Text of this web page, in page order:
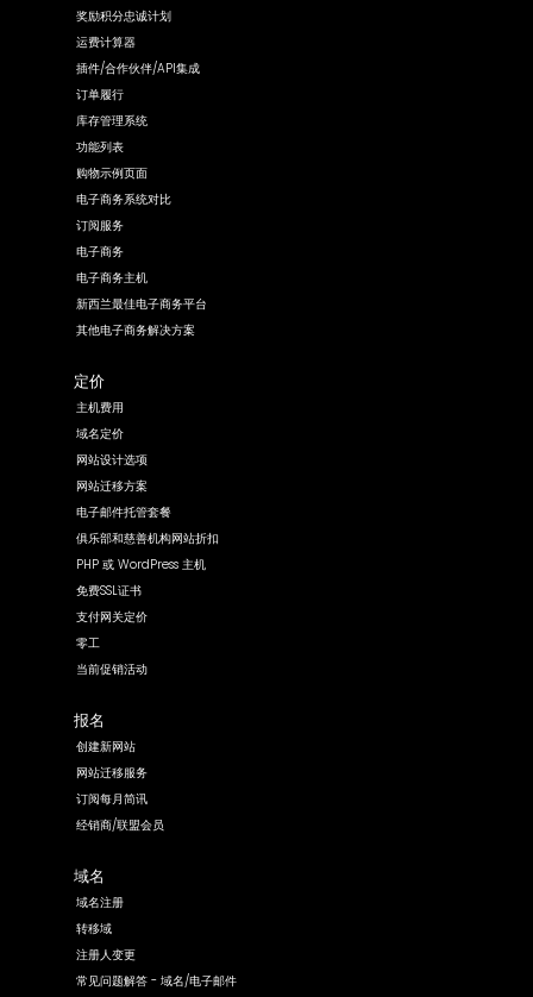
奖励积分忠诚计划
运费计算器
插件/合作伙伴/API集成
订单履行
库存管理系统
功能列表
购物示例页面
电子商务系统对比
订阅服务
电子商务
电子商务主机
新西兰最佳电子商务平台
其他电子商务解决方案
定价
主机费用
域名定价
网站设计选项
网站迁移方案
电子邮件托管套餐
俱乐部和慈善机构网站折扣
PHP 或 WordPress 主机
免费SSL证书
支付网关定价
零工
当前促销活动
报名
创建新网站
网站迁移服务
订阅每月简讯
经销商/联盟会员
域名
域名注册
转移域
注册人变更
常见问题解答 - 域名/电子邮件